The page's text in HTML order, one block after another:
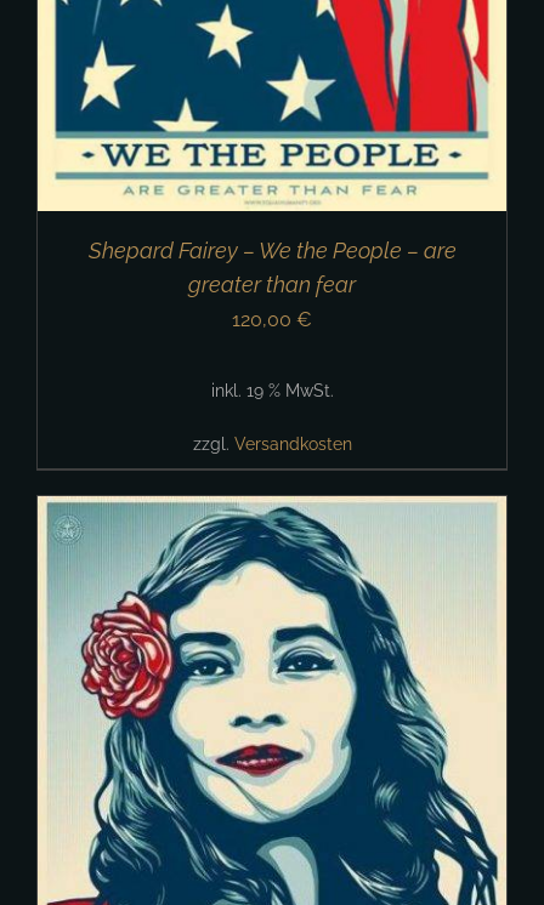
Shepard Fairey – We the People – are
greater than fear
120,00 €
inkl. 19 % MwSt.
zzgl. Versandkosten